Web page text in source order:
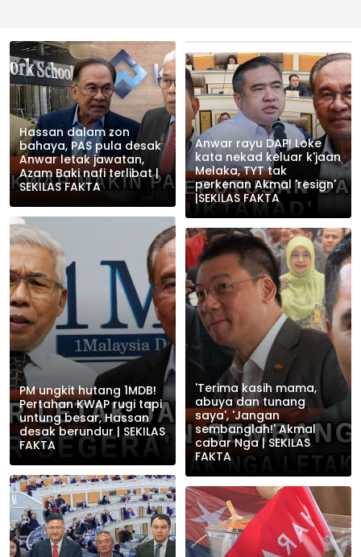
Hassan dalam zon
bahaya, PAS pula desak
Anwar letak jawatan,
Azam Baki nafi terlibat |
SEKILAS FAKTA
PM ungkit hutang 1MDB!
Pertahan KWAP rugi tapi
untung besar, Hassan
desak berundur | SEKILAS
FAKTA
Anwar rayu DAP! Loke
kata nekad keluar k'jaan
Melaka, TYT tak
perkenan Akmal 'resign'
|SEKILAS FAKTA
'Terima kasih mama,
abuya dan tunang
saya', 'Jangan
sembanglah!' Akmal
cabar Nga | SEKILAS
FAKTA